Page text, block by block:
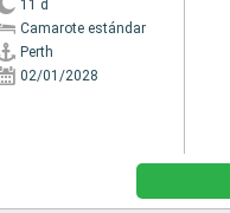
11 d
Camarote estándar
Perth
02/01/2028